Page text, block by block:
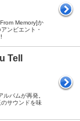
Memory]か
ンビエント・
Tell
バムが再発。
サウンドを味